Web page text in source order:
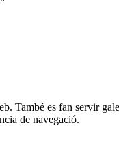
També es fan servir
de navegació.